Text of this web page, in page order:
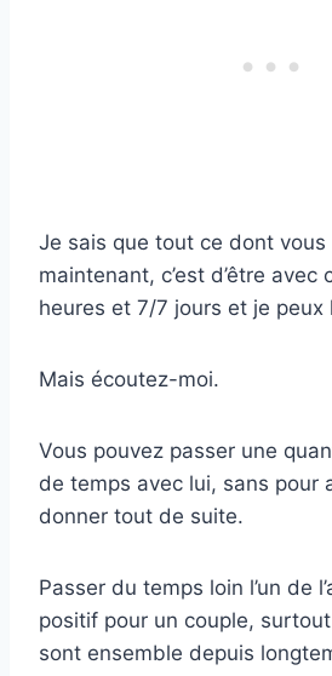
Je sais que tout ce dont vous
maintenant, c’est d’être avec
heures et 7/7 jours et je peux
Mais écoutez-moi.
Vous pouvez passer une
de temps avec lui, sans pour
donner tout de suite.
Passer du temps loin l’un de
positif pour un couple,
sont ensemble depuis